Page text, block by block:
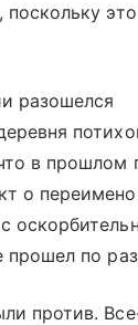
разошелся
в прошлом
о
прошел по
против.